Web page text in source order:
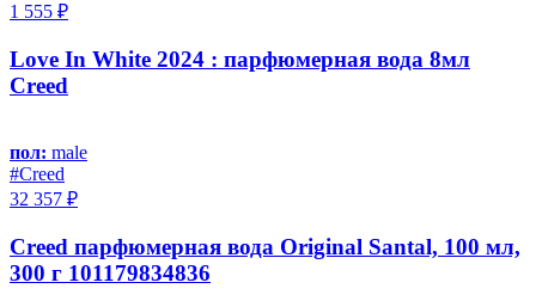
1 555 ₽
Love In White 2024 : парфюмерная вода 8мл
Creed
пол: male
#Creed
32 357 ₽
Creed парфюмерная вода Original Santal, 100 мл,
300 г 101179834836